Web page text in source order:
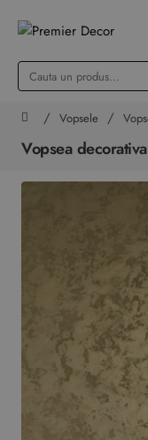
Cauta
produs...
Vopsea
home
Vopsele